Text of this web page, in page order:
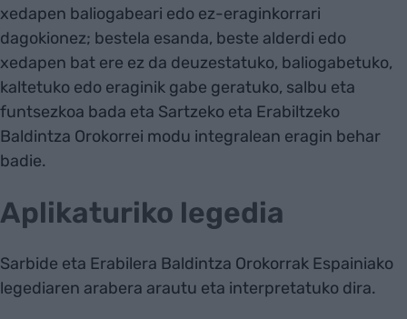
xedapen baliogabeari edo ez-eraginkorrari
dagokionez; bestela esanda, beste alderdi edo
xedapen bat ere ez da deuzestatuko, baliogabetuko,
kaltetuko edo eraginik gabe geratuko, salbu eta
funtsezkoa bada eta Sartzeko eta Erabiltzeko
Baldintza Orokorrei modu integralean eragin behar
badie.
Aplikaturiko legedia
Sarbide eta Erabilera Baldintza Orokorrak Espainiako
legediaren arabera arautu eta interpretatuko dira.